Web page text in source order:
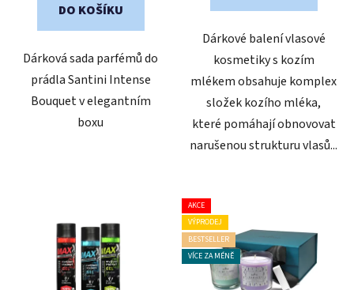
DO KOŠÍKU
Dárková sada parfémů do
prádla Santini Intense
Bouquet v elegantním
boxu
Dárkové balení vlasové
kosmetiky s kozím
mlékem obsahuje komplex
složek kozího mléka,
které pomáhají obnovovat
narušenou strukturu vlasů...
AKCE
VÝPRODEJ
BESTSELLER
VÍCE ZA MÉNĚ